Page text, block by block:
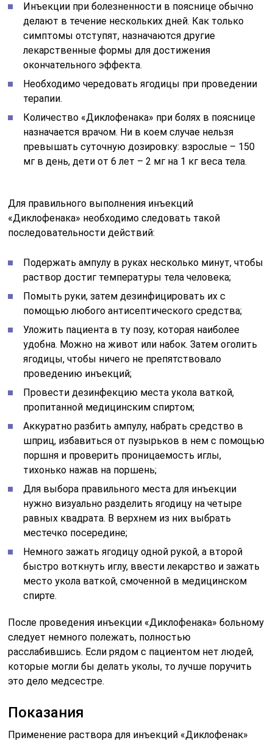
Инъекции при болезненности в пояснице обычно
делают в течение нескольких дней. Как только
симптомы отступят, назначаются другие
лекарственные формы для достижения
окончательного эффекта.
Необходимо чередовать ягодицы при проведении
терапии.
Количество «Диклофенака» при болях в пояснице
назначается врачом. Ни в коем случае нельзя
превышать суточную дозировку: взрослые – 150
мг в день, дети от 6 лет – 2 мг на 1 кг веса тела.
Для правильного выполнения инъекций
«Диклофенака» необходимо следовать такой
последовательности действий:
Подержать ампулу в руках несколько минут, чтобы
раствор достиг температуры тела человека;
Помыть руки, затем дезинфицировать их с
помощью любого антисептического средства;
Уложить пациента в ту позу, которая наиболее
удобна. Можно на живот или набок. Затем оголить
ягодицы, чтобы ничего не препятствовало
проведению инъекций;
Провести дезинфекцию места укола ваткой,
пропитанной медицинским спиртом;
Аккуратно разбить ампулу, набрать средство в
шприц, избавиться от пузырьков в нем с помощью
поршня и проверить проницаемость иглы,
тихонько нажав на поршень;
Для выбора правильного места для инъекции
нужно визуально разделить ягодицу на четыре
равных квадрата. В верхнем из них выбрать
местечко посередине;
Немного зажать ягодицу одной рукой, а второй
быстро воткнуть иглу, ввести лекарство и зажать
место укола ваткой, смоченной в медицинском
спирте.
После проведения инъекции «Диклофенака» больному
следует немного полежать, полностью
расслабившись. Если рядом с пациентом нет людей,
которые могли бы делать уколы, то лучше поручить
это дело медсестре.
Показания
Применение раствора для инъекций «Диклофенак»